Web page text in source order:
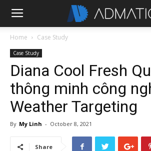
Home Case Study
Case Study
Diana Cool Fresh
thông minh công
Weather Targeting
By My Linh - October 8, 2021
Share